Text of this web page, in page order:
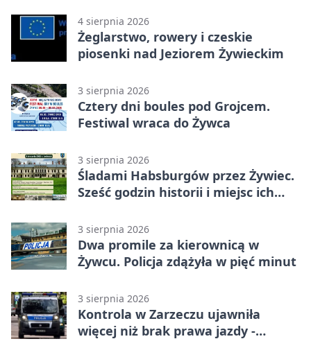
4 sierpnia 2026
Żeglarstwo, rowery i czeskie
piosenki nad Jeziorem Żywieckim
3 sierpnia 2026
Cztery dni boules pod Grojcem.
Festiwal wraca do Żywca
3 sierpnia 2026
Śladami Habsburgów przez Żywiec.
Sześć godzin historii i miejsc ich
3 sierpnia 2026
Dwa promile za kierownicą w
Żywcu. Policja zdążyła w pięć minut
3 sierpnia 2026
Kontrola w Zarzeczu ujawniła
więcej niż brak prawa jazdy -